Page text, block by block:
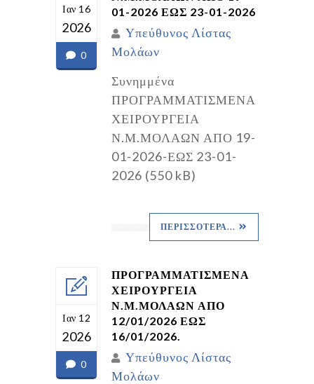
Ιαν 16
2026
0
01-2026 ΕΩΣ 23-01-2026
Υπεύθυνος Λίστας
Μολάων
Συνημμένα
ΠΡΟΓΡΑΜΜΑΤΙΣΜΕΝΑ
ΧΕΙΡΟΥΡΓΕΙΑ
Ν.Μ.ΜΟΛΑΩΝ ΑΠΟ 19-
01-2026-ΕΩΣ 23-01-
2026 (550 kB)
ΠΕΡΙΣΣΌΤΕΡΑ...
Ιαν 12
2026
0
ΠΡΟΓΡΑΜΜΑΤΙΣΜΕΝΑ
ΧΕΙΡΟΥΡΓΕΙΑ
Ν.Μ.ΜΟΛΑΩΝ ΑΠΟ
12/01/2026 ΕΩΣ
16/01/2026.
Υπεύθυνος Λίστας
Μολάων